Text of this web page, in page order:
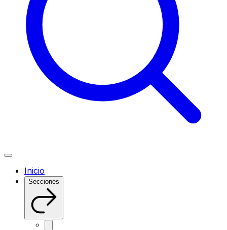
Inicio
Secciones